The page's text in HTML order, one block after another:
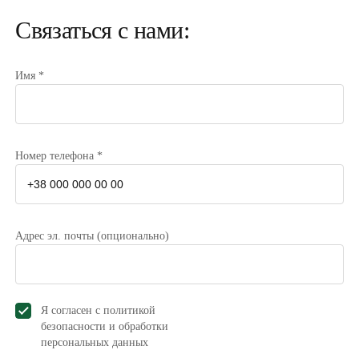
Связаться с нами:
Имя *
Номер телефона *
Адрес эл. почты (опционально)
Я согласен с политикой
безопасности и обработки
персональных данных